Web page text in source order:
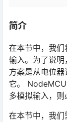
简介
在本节中，我
输入。为了说
方案是从电位
它。
多模拟输入，则
在本节中，我